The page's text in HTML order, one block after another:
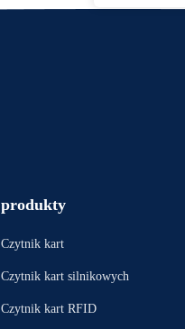
produkty
Czytnik kart
Czytnik kart silnikowych
Czytnik kart RFID